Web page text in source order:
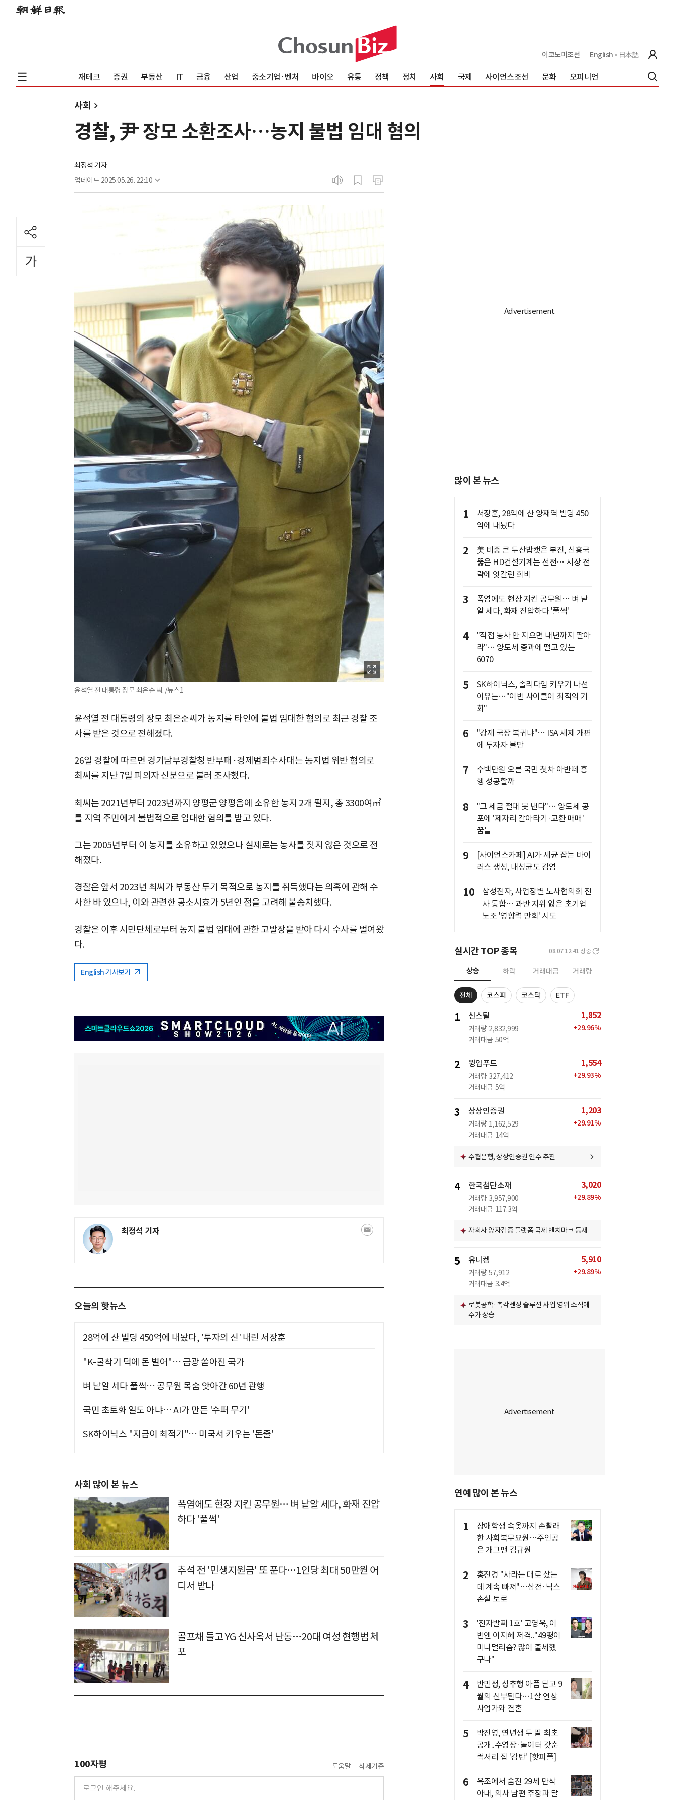
이코노미조선 English 日本語
재테크 증권 부동산 IT 금융 산업 중소기업·벤처 바이오 유통 정책 정치 사회 국제 사이언스조선 문화 오피니언
사회
경찰, 尹 장모 소환조사…농지 불법 임대 혐의
최정석 기자
업데이트 2025.05.26. 22:10
윤석열 전 대통령 장모 최은순 씨. /뉴스1
윤석열 전 대통령의 장모 최은순씨가 농지를 타인에 불법 임대한 혐의로 최근 경찰 조
사를 받은 것으로 전해졌다.
26일 경찰에 따르면 경기남부경찰청 반부패·경제범죄수사대는 농지법 위반 혐의로
최씨를 지난 7일 피의자 신분으로 불러 조사했다.
최씨는 2021년부터 2023년까지 양평군 양평읍에 소유한 농지 2개 필지, 총 3300여㎡
를 지역 주민에게 불법적으로 임대한 혐의를 받고 있다.
그는 2005년부터 이 농지를 소유하고 있었으나 실제로는 농사를 짓지 않은 것으로 전
해졌다.
경찰은 앞서 2023년 최씨가 부동산 투기 목적으로 농지를 취득했다는 의혹에 관해 수
사한 바 있으나, 이와 관련한 공소시효가 5년인 점을 고려해 불송치했다.
경찰은 이후 시민단체로부터 농지 불법 임대에 관한 고발장을 받아 다시 수사를 벌여왔
다.
English 기사보기
최정석 기자
오늘의 핫뉴스
28억에 산 빌딩 450억에 내놨다, '투자의 신' 내린 서장훈
"K-굴착기 덕에 돈 벌어"… 금광 쏟아진 국가
벼 낱알 세다 풀썩… 공무원 목숨 앗아간 60년 관행
국민 초토화 일도 아냐… AI가 만든 '수퍼 무기'
SK하이닉스 "지금이 최적기"… 미국서 키우는 '돈줄'
사회 많이 본 뉴스
폭염에도 현장 지킨 공무원… 벼 낱알 세다, 화재 진압
하다 '풀썩'
추석 전 '민생지원금' 또 푼다…1인당 최대 50만원 어
디서 받나
골프채 들고 YG 신사옥서 난동…20대 여성 현행범 체
포
100자평 도움말 삭제기준
많이 본 뉴스
1
서장훈, 28억에 산 양재역 빌딩 450
억에 내놨다
2
美 비중 큰 두산밥캣은 부진, 신흥국
뚫은 HD건설기계는 선전… 시장 전
략에 엇갈린 희비
3
폭염에도 현장 지킨 공무원… 벼 낱
알 세다, 화재 진압하다 '풀썩'
4
"직접 농사 안 지으면 내년까지 팔아
라"… 양도세 중과에 떨고 있는
6070
5
SK하이닉스, 솔리다임 키우기 나선
이유는…"이번 사이클이 최적의 기
회"
6
"강제 국장 복귀냐"… ISA 세제 개편
에 투자자 불만
7
수백만원 오른 국민 첫차 아반떼 흥
행 성공할까
8
"그 세금 절대 못 낸다"… 양도세 공
포에 '제자리 갈아타기·교환 매매'
꿈틀
9
[사이언스카페] AI가 세균 잡는 바이
러스 생성, 내성균도 감염
10
삼성전자, 사업장별 노사협의회 전
사 통합… 과반 지위 잃은 초기업
노조 '영향력 만회' 시도
실시간 TOP 종목 08.07 12:41 장중
상승 하락 거래대금 거래량
전체 코스피 코스닥 ETF
1 신스틸
거래량 2,832,999
거래대금 50억
1,852
+29.96%
2 윙입푸드
거래량 327,412
거래대금 5억
1,554
+29.93%
3 상상인증권
거래량 1,162,529
거래대금 14억
1,203
+29.91%
수협은행, 상상인증권 인수 추진
4 한국첨단소재
거래량 3,957,900
거래대금 117.3억
3,020
+29.89%
자회사 양자검증 플랫폼 국제 벤치마크 등재
5 유니켐
거래량 57,912
거래대금 3.4억
5,910
+29.89%
로봇공학·촉각센싱 솔루션 사업 영위 소식에
주가 상승
연예 많이 본 뉴스
1
장애학생 속옷까지 손빨래
한 사회복무요원…주인공
은 개그맨 김규원
2
홍진경 "사라는 대로 샀는
데 계속 빠져"…삼전·닉스
손실 토로
3
'전자발찌 1호' 고영욱, 이
번엔 이지혜 저격.."49평이
미니멀리즘? 많이 출세했
구나"
4
반민정, 성추행 아픔 딛고 9
월의 신부된다…1살 연상
사업가와 결혼
5
박진영, 연년생 두 딸 최초
공개..수영장·놀이터 갖춘
럭셔리 집 '감탄' [핫피플]
6
욕조에서 숨진 29세 만삭
아내, 의사 남편 주장과 달